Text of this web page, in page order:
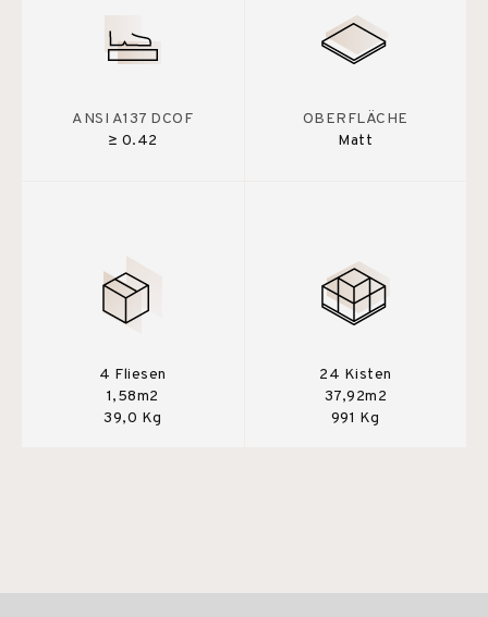
ANSI A137 DCOF
≥ 0.42
OBERFLÄCHE
Matt
4 Fliesen
1,58m2
39,0 Kg
24 Kisten
37,92m2
991 Kg